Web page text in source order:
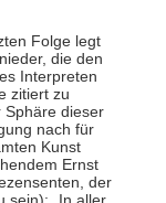
Folge legt
die den
Interpreten
zitiert zu
Sphäre dieser
nach für
Kunst
Ernst
der